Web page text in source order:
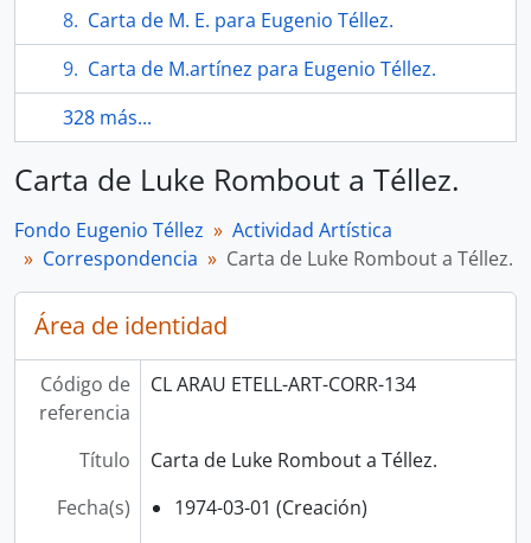
Carta de M. E. para Eugenio Téllez.
Carta de M.artínez para Eugenio Téllez.
328 más...
Carta de Luke Rombout a Téllez.
Fondo Eugenio Téllez
Actividad Artística
Correspondencia
Carta de Luke Rombout a Téllez.
Área de identidad
Código de
referencia
CL ARAU ETELL-ART-CORR-134
Título
Carta de Luke Rombout a Téllez.
Fecha(s)
1974-03-01 (Creación)